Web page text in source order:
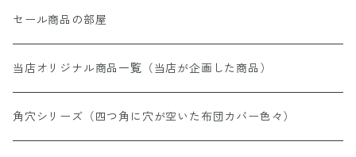
セール商品の部屋
当店オリジナル商品一覧（当店が企画した商品）
角穴シリーズ（四つ角に穴が空いた布団カバー色々）